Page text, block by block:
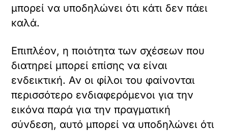
μπορεί να υποδηλώνει ότι κάτι δεν πάει
καλά.
Επιπλέον, η ποιότητα των σχέσεων που
διατηρεί μπορεί επίσης να είναι
ενδεικτική. Αν οι φίλοι του φαίνονται
περισσότερο ενδιαφερόμενοι για την
εικόνα παρά για την πραγματική
σύνδεση, αυτό μπορεί να υποδηλώνει ότι